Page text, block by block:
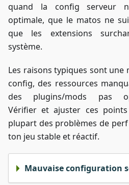
quand la config serveur
optimale, que le matos ne
que les extensions
système.
Les raisons typiques sont une
config, des ressources
des plugins/mods pas
Vérifier et ajuster ces
plupart des problèmes de
ton jeu stable et réactif.
Mauvaise configuration